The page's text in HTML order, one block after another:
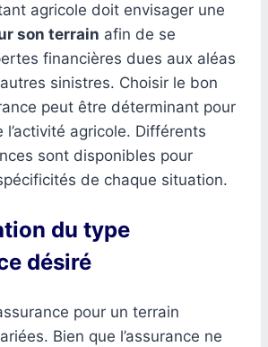
agricole doit envisager une
son terrain afin de se
financières dues aux aléas
sinistres. Choisir le bon
peut être déterminant pour
l’activité agricole. Différents
sont disponibles pour
de chaque situation.
du type
désiré
pour un terrain
Bien que l’assurance ne